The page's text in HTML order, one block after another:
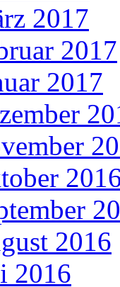
2017
2017
2017
2016
2016